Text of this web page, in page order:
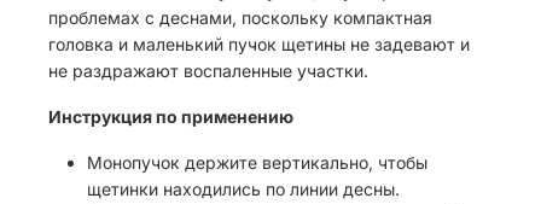
проблемах с деснами, поскольку компактная
головка и маленький пучок щетины не задевают и
не раздражают воспаленные участки.
Инструкция по применению
Монопучок держите вертикально, чтобы
щетинки находились по линии десны.